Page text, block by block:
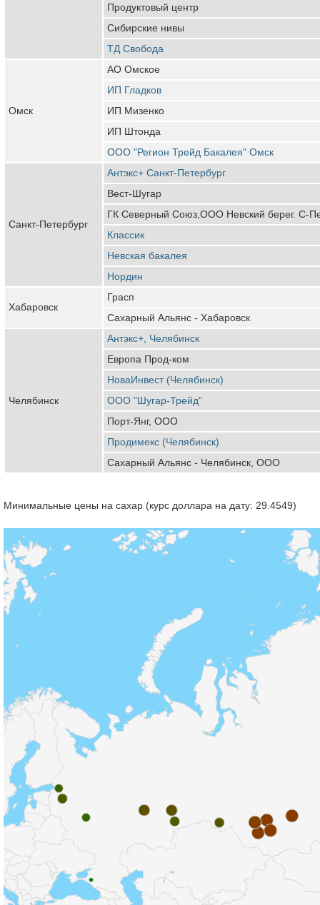
Продуктовый центр
Сибирские нивы
ТД Свобода
Омск
АО Омское
ИП Гладков
ИП Мизенко
ИП Штонда
ООО "Регион Трейд Бакалея" Омск
Санкт-Петербург
Антэкс+ Санкт-Петербург
Вест-Шугар
ГК Северный Союз,ООО Невский берег. С-
Классик
Невская бакалея
Нордин
Хабаровск
Грасп
Сахарный Альянс - Хабаровск
Челябинск
Антэкс+, Челябинск
Европа Прод-ком
НоваИнвест (Челябинск)
ООО "Шугар-Трейд"
Порт-Янг, ООО
Продимекс (Челябинск)
Сахарный Альянс - Челябинск, ООО
Минимальные цены на сахар (курс доллара на дату: 29.4549)